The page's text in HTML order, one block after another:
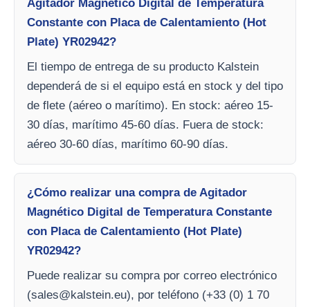
Agitador Magnético Digital de Temperatura
Constante con Placa de Calentamiento (Hot
Plate) YR02942?
El tiempo de entrega de su producto Kalstein
dependerá de si el equipo está en stock y del tipo
de flete (aéreo o marítimo). En stock: aéreo 15-
30 días, marítimo 45-60 días. Fuera de stock:
aéreo 30-60 días, marítimo 60-90 días.
¿Cómo realizar una compra de Agitador
Magnético Digital de Temperatura Constante
con Placa de Calentamiento (Hot Plate)
YR02942?
Puede realizar su compra por correo electrónico
(sales@kalstein.eu), por teléfono (+33 (0) 1 70